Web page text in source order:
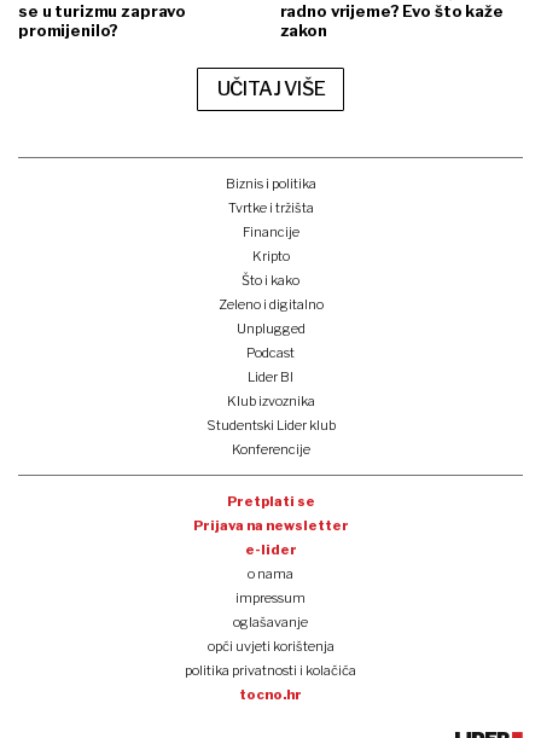
se u turizmu zapravo
promijenilo?
radno vrijeme? Evo što kaže
zakon
UČITAJ VIŠE
Biznis i politika
Tvrtke i tržišta
Financije
Kripto
Što i kako
Zeleno i digitalno
Unplugged
Podcast
Lider BI
Klub izvoznika
Studentski Lider klub
Konferencije
Pretplati se
Prijava na newsletter
e-lider
o nama
impressum
oglašavanje
opći uvjeti korištenja
politika privatnosti i kolačića
tocno.hr